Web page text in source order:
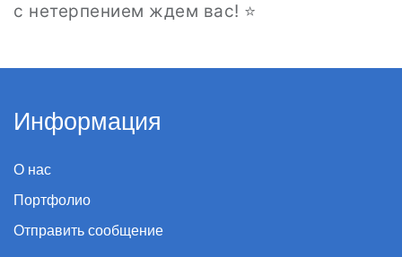
с нетерпением ждем вас! ⭐
Информация
О нас
Портфолио
Отправить сообщение